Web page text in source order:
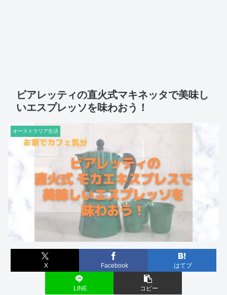
ビアレッティの直火式マキネッタで美味し
いエスプレッソを味わおう！
オーストラリア生活
X Facebook はてブ
LINE コピー